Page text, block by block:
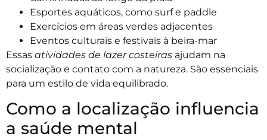
Esportes aquáticos, como surf e paddle
Exercícios em áreas verdes adjacentes
Eventos culturais e festivais à beira-mar
Essas atividades de lazer costeiras ajudam na
socialização e contato com a natureza. São essenciais
para um estilo de vida equilibrado.
Como a localização influencia
a saúde mental